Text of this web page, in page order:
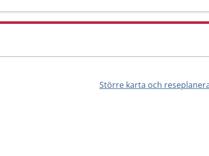
Större karta och